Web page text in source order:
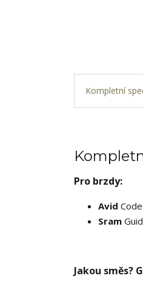
Kompletní
Pro brzdy:
Avid
Sram
Jakou směs?